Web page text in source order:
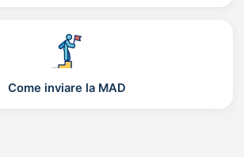
Come inviare la MAD